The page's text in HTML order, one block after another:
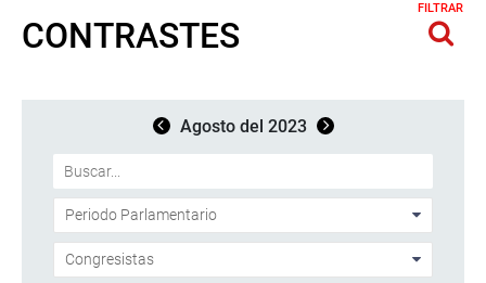
CONTRASTES
FILTRAR
Agosto del 2023